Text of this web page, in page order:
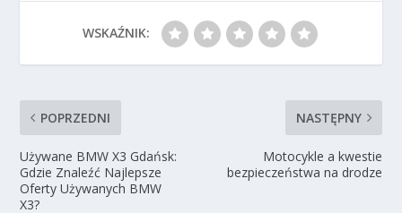
WSKAŹNIK:
POPRZEDNI
Używane BMW X3 Gdańsk:
Gdzie Znaleźć Najlepsze
Oferty Używanych BMW
X3?
NASTĘPNY
Motocykle a kwestie
bezpieczeństwa na drodze